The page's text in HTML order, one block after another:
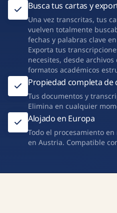
Busca tus cartas y
Una vez transcritas, tus
vuelven totalmente
fechas y palabras clave
Exporta tus
necesites, desde archivos
formatos académicos
Propiedad completa de
Tus documentos y
Elimina en cualquier
Alojado en Europa